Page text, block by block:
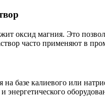
оксид магния. Это
часто применяют в
на базе калиевого или
энергетического